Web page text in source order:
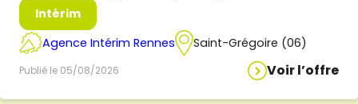
Intérim
Agence Intérim Rennes
Saint-Grégoire (06)
Publié le 05/08/2026 Voir l’offre